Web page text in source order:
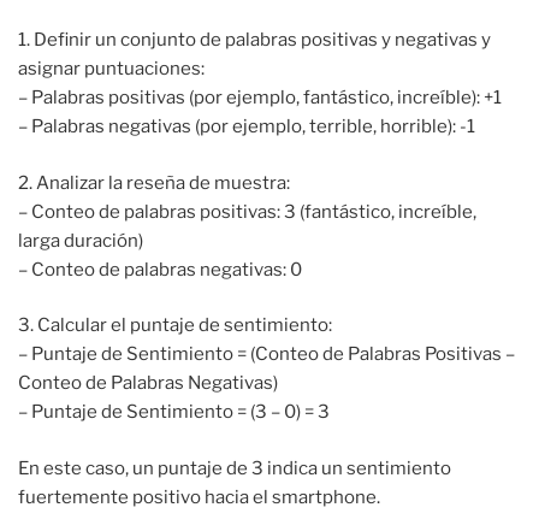
1. Definir un conjunto de palabras positivas y negativas y
asignar puntuaciones:
– Palabras positivas (por ejemplo, fantástico, increíble): +1
– Palabras negativas (por ejemplo, terrible, horrible): -1
2. Analizar la reseña de muestra:
– Conteo de palabras positivas: 3 (fantástico, increíble,
larga duración)
– Conteo de palabras negativas: 0
3. Calcular el puntaje de sentimiento:
– Puntaje de Sentimiento = (Conteo de Palabras Positivas –
Conteo de Palabras Negativas)
– Puntaje de Sentimiento = (3 – 0) = 3
En este caso, un puntaje de 3 indica un sentimiento
fuertemente positivo hacia el smartphone.